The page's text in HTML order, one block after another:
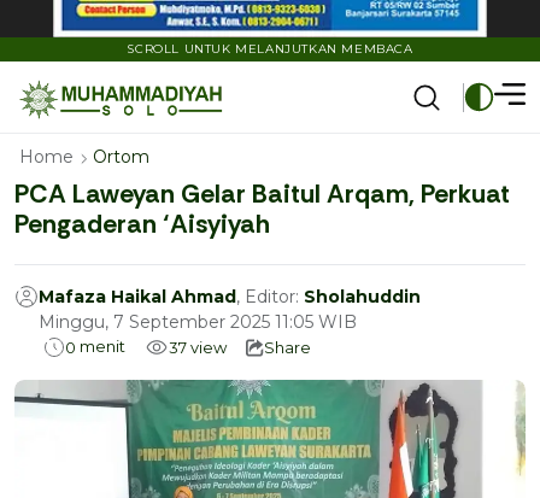
SCROLL UNTUK MELANJUTKAN MEMBACA
Home Ortom
PCA Laweyan Gelar Baitul Arqam, Perkuat
Pengaderan ‘Aisyiyah
Mafaza Haikal Ahmad, Editor: Sholahuddin
Minggu, 7 September 2025 11:05 WIB
0 menit 37view Share